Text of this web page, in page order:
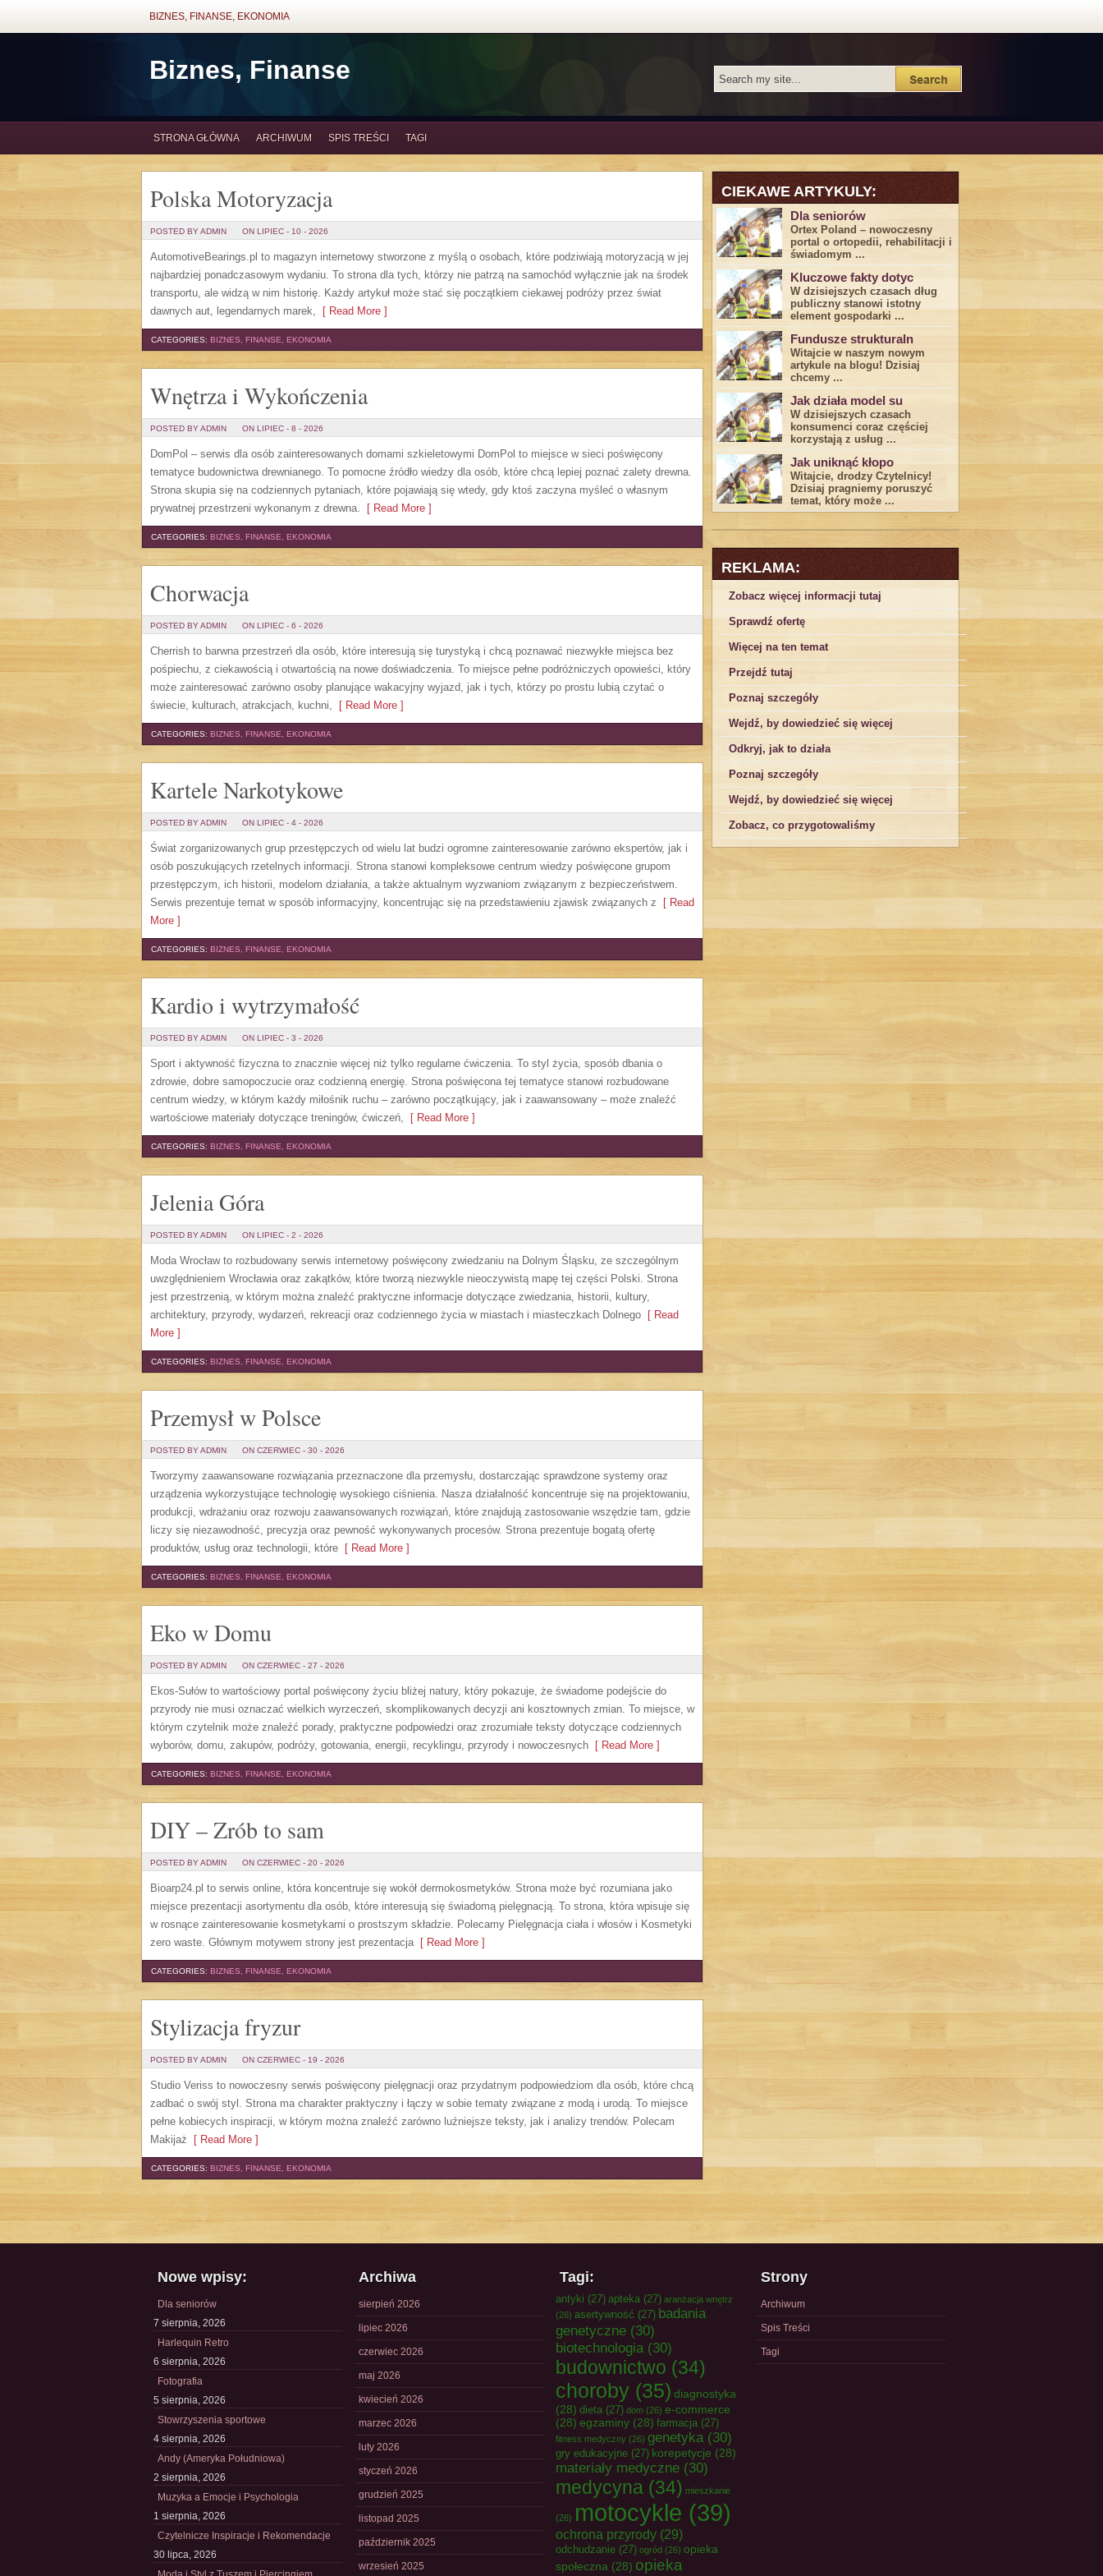
BIZNES, FINANSE, EKONOMIA
Biznes, Finanse
STRONA GŁÓWNA ARCHIWUM SPIS TREŚCI TAGI
Polska Motoryzacja
POSTED BY ADMIN ON LIPIEC - 10 - 2026
AutomotiveBearings.pl to magazyn internetowy stworzone z myślą o osobach, które podziwiają motoryzacją w jej
najbardziej ponadczasowym wydaniu. To strona dla tych, którzy nie patrzą na samochód wyłącznie jak na środek
transportu, ale widzą w nim historię. Każdy artykuł może stać się początkiem ciekawej podróży przez świat
dawnych aut, legendarnych marek, [ Read More ]
CATEGORIES: BIZNES, FINANSE, EKONOMIA
Wnętrza i Wykończenia
POSTED BY ADMIN ON LIPIEC - 8 - 2026
DomPol – serwis dla osób zainteresowanych domami szkieletowymi DomPol to miejsce w sieci poświęcony
tematyce budownictwa drewnianego. To pomocne źródło wiedzy dla osób, które chcą lepiej poznać zalety drewna.
Strona skupia się na codziennych pytaniach, które pojawiają się wtedy, gdy ktoś zaczyna myśleć o własnym
prywatnej przestrzeni wykonanym z drewna. [ Read More ]
CATEGORIES: BIZNES, FINANSE, EKONOMIA
Chorwacja
POSTED BY ADMIN ON LIPIEC - 6 - 2026
Cherrish to barwna przestrzeń dla osób, które interesują się turystyką i chcą poznawać niezwykłe miejsca bez
pośpiechu, z ciekawością i otwartością na nowe doświadczenia. To miejsce pełne podróżniczych opowieści, który
może zainteresować zarówno osoby planujące wakacyjny wyjazd, jak i tych, którzy po prostu lubią czytać o
świecie, kulturach, atrakcjach, kuchni, [ Read More ]
CATEGORIES: BIZNES, FINANSE, EKONOMIA
Kartele Narkotykowe
POSTED BY ADMIN ON LIPIEC - 4 - 2026
Świat zorganizowanych grup przestępczych od wielu lat budzi ogromne zainteresowanie zarówno ekspertów, jak i
osób poszukujących rzetelnych informacji. Strona stanowi kompleksowe centrum wiedzy poświęcone grupom
przestępczym, ich historii, modelom działania, a także aktualnym wyzwaniom związanym z bezpieczeństwem.
Serwis prezentuje temat w sposób informacyjny, koncentrując się na przedstawieniu zjawisk związanych z [ Read
More ]
CATEGORIES: BIZNES, FINANSE, EKONOMIA
Kardio i wytrzymałość
POSTED BY ADMIN ON LIPIEC - 3 - 2026
Sport i aktywność fizyczna to znacznie więcej niż tylko regularne ćwiczenia. To styl życia, sposób dbania o
zdrowie, dobre samopoczucie oraz codzienną energię. Strona poświęcona tej tematyce stanowi rozbudowane
centrum wiedzy, w którym każdy miłośnik ruchu – zarówno początkujący, jak i zaawansowany – może znaleźć
wartościowe materiały dotyczące treningów, ćwiczeń, [ Read More ]
CATEGORIES: BIZNES, FINANSE, EKONOMIA
Jelenia Góra
POSTED BY ADMIN ON LIPIEC - 2 - 2026
Moda Wrocław to rozbudowany serwis internetowy poświęcony zwiedzaniu na Dolnym Śląsku, ze szczególnym
uwzględnieniem Wrocławia oraz zakątków, które tworzą niezwykle nieoczywistą mapę tej części Polski. Strona
jest przestrzenią, w którym można znaleźć praktyczne informacje dotyczące zwiedzania, historii, kultury,
architektury, przyrody, wydarzeń, rekreacji oraz codziennego życia w miastach i miasteczkach Dolnego [ Read
More ]
CATEGORIES: BIZNES, FINANSE, EKONOMIA
Przemysł w Polsce
POSTED BY ADMIN ON CZERWIEC - 30 - 2026
Tworzymy zaawansowane rozwiązania przeznaczone dla przemysłu, dostarczając sprawdzone systemy oraz
urządzenia wykorzystujące technologię wysokiego ciśnienia. Nasza działalność koncentruje się na projektowaniu,
produkcji, wdrażaniu oraz rozwoju zaawansowanych rozwiązań, które znajdują zastosowanie wszędzie tam, gdzie
liczy się niezawodność, precyzja oraz pewność wykonywanych procesów. Strona prezentuje bogatą ofertę
produktów, usług oraz technologii, które [ Read More ]
CATEGORIES: BIZNES, FINANSE, EKONOMIA
Eko w Domu
POSTED BY ADMIN ON CZERWIEC - 27 - 2026
Ekos-Sułów to wartościowy portal poświęcony życiu bliżej natury, który pokazuje, że świadome podejście do
przyrody nie musi oznaczać wielkich wyrzeczeń, skomplikowanych decyzji ani kosztownych zmian. To miejsce, w
którym czytelnik może znaleźć porady, praktyczne podpowiedzi oraz zrozumiałe teksty dotyczące codziennych
wyborów, domu, zakupów, podróży, gotowania, energii, recyklingu, przyrody i nowoczesnych [ Read More ]
CATEGORIES: BIZNES, FINANSE, EKONOMIA
DIY – Zrób to sam
POSTED BY ADMIN ON CZERWIEC - 20 - 2026
Bioarp24.pl to serwis online, która koncentruje się wokół dermokosmetyków. Strona może być rozumiana jako
miejsce prezentacji asortymentu dla osób, które interesują się świadomą pielęgnacją. To strona, która wpisuje się
w rosnące zainteresowanie kosmetykami o prostszym składzie. Polecamy Pielęgnacja ciała i włosów i Kosmetyki
zero waste. Głównym motywem strony jest prezentacja[ Read More ]
CATEGORIES: BIZNES, FINANSE, EKONOMIA
Stylizacja fryzur
POSTED BY ADMIN ON CZERWIEC - 19 - 2026
Studio Veriss to nowoczesny serwis poświęcony pielęgnacji oraz przydatnym podpowiedziom dla osób, które chcą
zadbać o swój styl. Strona ma charakter praktyczny i łączy w sobie tematy związane z modą i urodą. To miejsce
pełne kobiecych inspiracji, w którym można znaleźć zarówno luźniejsze teksty, jak i analizy trendów. Polecam
Makijaż [ Read More ]
CATEGORIES: BIZNES, FINANSE, EKONOMIA
CIEKAWE ARTYKULY:
Dla seniorów
Ortex Poland – nowoczesny
portal o ortopedii, rehabilitacji i
świadomym ...
Kluczowe fakty dotyc
W dzisiejszych czasach dług
publiczny stanowi istotny
element gospodarki ...
Fundusze strukturaln
Witajcie w naszym nowym
artykule na blogu! Dzisiaj
chcemy ...
Jak działa model su
W dzisiejszych czasach
konsumenci ‌coraz częściej
korzystają z usług⁤ ...
Jak uniknąć kłopo
Witajcie, drodzy Czytelnicy!
Dzisiaj pragniemy poruszyć
temat, który może ...
REKLAMA:
Zobacz więcej informacji tutaj
Sprawdź ofertę
Więcej na ten temat
Przejdź tutaj
Poznaj szczegóły
Wejdź, by dowiedzieć się więcej
Odkryj, jak to działa
Poznaj szczegóły
Wejdź, by dowiedzieć się więcej
Zobacz, co przygotowaliśmy
Nowe wpisy:
Dla seniorów
7 sierpnia, 2026
Harlequin Retro
6 sierpnia, 2026
Fotografia
5 sierpnia, 2026
Stowrzyszenia sportowe
4 sierpnia, 2026
Andy (Ameryka Południowa)
2 sierpnia, 2026
Muzyka a Emocje i Psychologia
1 sierpnia, 2026
Czytelnicze Inspiracje i Rekomendacje
30 lipca, 2026
Archiwa
sierpień 2026
lipiec 2026
czerwiec 2026
maj 2026
kwiecień 2026
marzec 2026
luty 2026
styczeń 2026
grudzień 2025
listopad 2025
październik 2025
wrzesień 2025
Tagi:
antyki (27) apteka (27) aranżacja wnętrz
(26) asertywność (27) badania
genetyczne (30)
biotechnologia(30)
budownictwo (34)
choroby (35) diagnostyka
(28) dieta (27) dom (26) e-commerce
(28) egzaminy (28) farmacja (27)
fitness medyczny (26) genetyka(30)
gry edukacyjne (27) korepetycje (28)
materiały medyczne (30)
medycyna (34) mieszkanie
(26) motocykle (39)
ochrona przyrody (29)
odchudzanie (27) ogród (26) opieka
społeczna (28) opieka
Strony
Archiwum
Spis Treści
Tagi